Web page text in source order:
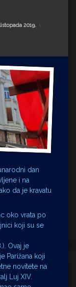
2019.
dan
i na
da je kravatu
oko vrata po
koji su se
Ovaj je
Parižana koji
novitete na
Luj XIV.